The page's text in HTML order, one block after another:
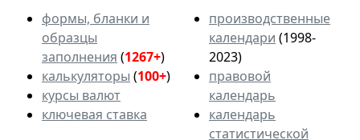
формы, бланки и
образцы
заполнения (1267+)
калькуляторы (100+)
курсы валют
ключевая ставка
производственные
календари (1998-
2023)
правовой
календарь
календарь
статистической